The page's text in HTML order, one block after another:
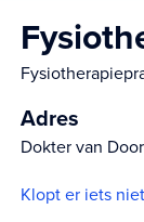
Adres
Dokter van
Klopt er iets